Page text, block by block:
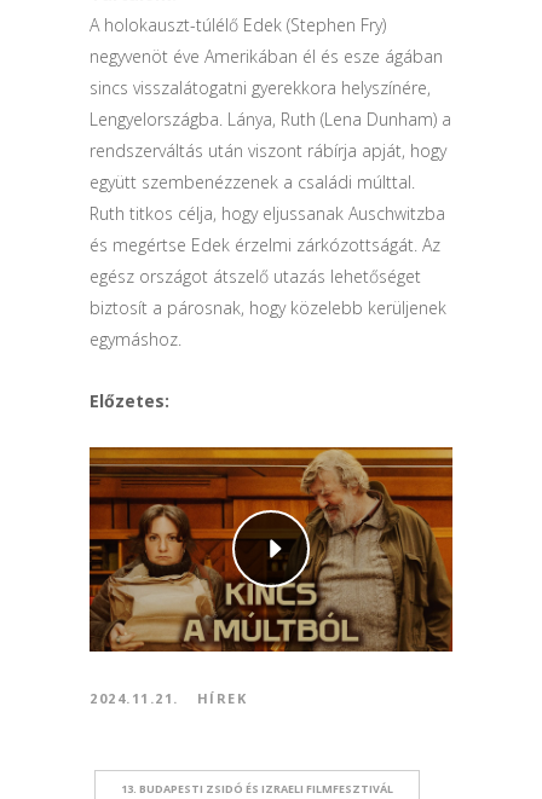
A holokauszt-túlélő Edek (Stephen Fry)
negyvenöt éve Amerikában él és esze ágában
sincs visszalátogatni gyerekkora helyszínére,
Lengyelországba. Lánya, Ruth (Lena Dunham) a
rendszerváltás után viszont rábírja apját, hogy
együtt szembenézzenek a családi múlttal.
Ruth titkos célja, hogy eljussanak Auschwitzba
és megértse Edek érzelmi zárkózottságát. Az
egész országot átszelő utazás lehetőséget
biztosít a párosnak, hogy közelebb kerüljenek
egymáshoz.
Előzetes:
2024.11.21. HÍREK
13. BUDAPESTI ZSIDÓ ÉS IZRAELI FILMFESZTIVÁL